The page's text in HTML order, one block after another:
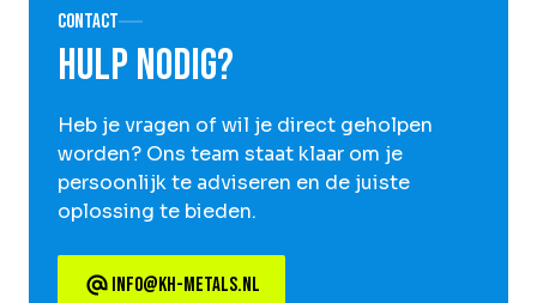
Contact
Hulp nodig?
Heb je vragen of wil je direct geholpen
worden? Ons team staat klaar om je
persoonlijk te adviseren en de juiste
oplossing te bieden.
info@kh-metals.nl